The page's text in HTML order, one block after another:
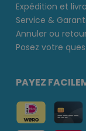
Expédition et
Service &
Annuler ou
Posez votre
PAYEZ